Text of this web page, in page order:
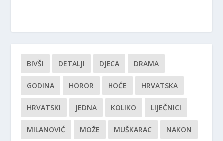
BIVŠI DETALJI DJECA DRAMA
GODINA HOROR HOĆE HRVATSKA
HRVATSKI JEDNA KOLIKO LIJEČNICI
MILANOVIĆ MOŽE MUŠKARAC NAKON